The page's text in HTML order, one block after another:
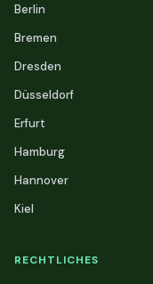
Berlin
Bremen
Dresden
Düsseldorf
Erfurt
Hamburg
Hannover
Kiel
RECHTLICHES